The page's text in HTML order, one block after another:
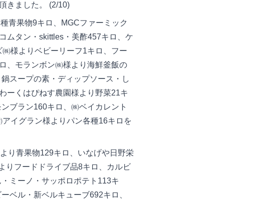
きました。 (2/10)
青果物9キロ、MGCファーミック
ムタン・skittles・美酢457キロ、ケ
様よりベビーリーフ1キロ、フー
、モランボン㈱様より海鮮釜飯の
スープの素・ディップソース・し
ーくはぴねす農園様より野菜21キ
ブラン160キロ、㈱ベイカレント
イグラン様よりパン各種16キロを
り青果物129キロ、いなげや日野栄
りフードドライブ品8キロ、カルビ
ミーノ・サッポロポテト113キ
ベル・新ベルキューブ692キロ、